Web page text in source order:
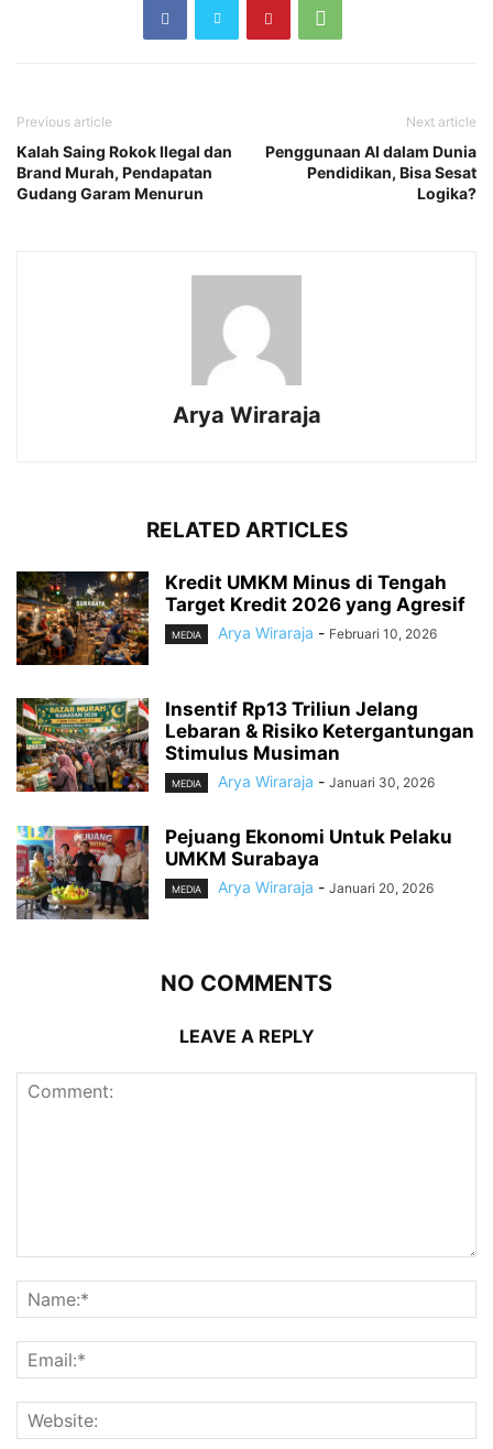
Previous article
Kalah Saing Rokok Ilegal dan
Brand Murah, Pendapatan
Gudang Garam Menurun
Next article
Penggunaan AI dalam Dunia
Pendidikan, Bisa Sesat
Logika?
Arya Wiraraja
RELATED ARTICLES
Kredit UMKM Minus di Tengah
Target Kredit 2026 yang Agresif
MEDIA Arya Wiraraja - Februari 10, 2026
Insentif Rp13 Triliun Jelang
Lebaran & Risiko Ketergantungan
Stimulus Musiman
MEDIA Arya Wiraraja - Januari 30, 2026
Pejuang Ekonomi Untuk Pelaku
UMKM Surabaya
MEDIA Arya Wiraraja - Januari 20, 2026
NO COMMENTS
LEAVE A REPLY